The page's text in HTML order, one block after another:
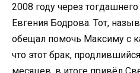
2008 году через
Евгения Бодрова. Тот,
обещал помочь Максиму с
что этот брак,
месяцев, в итоге привёл